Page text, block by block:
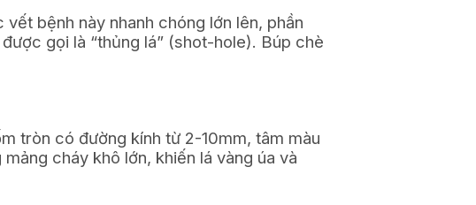
bệnh này nhanh chóng lớn lên, phần
gọi là “thủng lá” (shot-hole). Búp chè
tròn có đường kính từ 2-10mm, tâm màu
cháy khô lớn, khiến lá vàng úa và